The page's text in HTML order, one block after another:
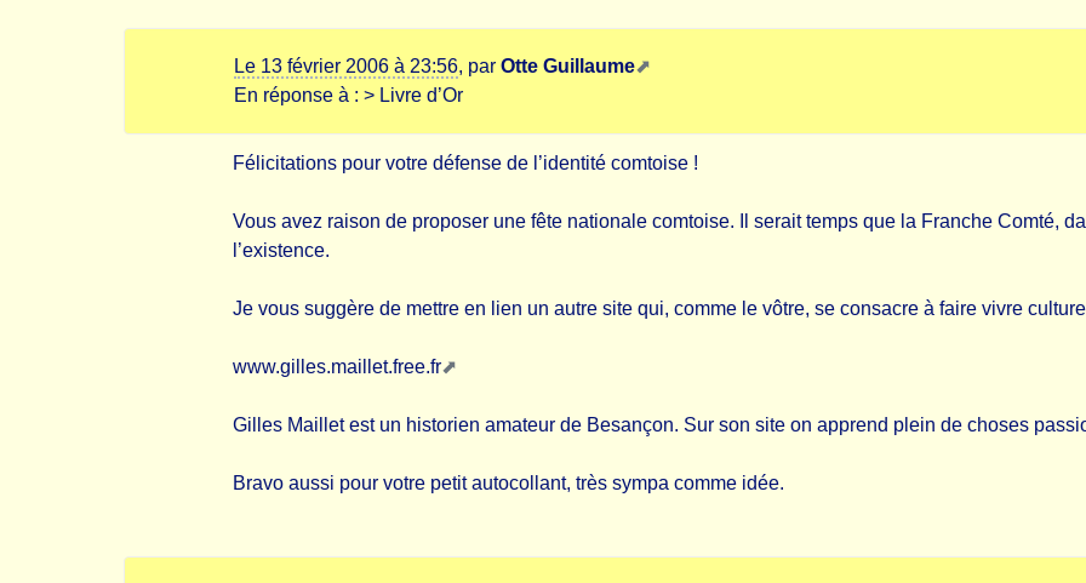
Le 13 février 2006 à 23:56, par Otte Guillaume
En réponse à : > Livre d’Or
Félicitations pour votre défense de l’identité comtoise !
Vous avez raison de proposer une fête nationale comtoise. Il serait temps que la Franche Comté,
l’existence.
Je vous suggère de mettre en lien un autre site qui, comme le vôtre, se consacre à faire vivre
www.gilles.maillet.free.fr
Gilles Maillet est un historien amateur de Besançon. Sur son site on apprend plein de choses
Bravo aussi pour votre petit autocollant, très sympa comme idée.